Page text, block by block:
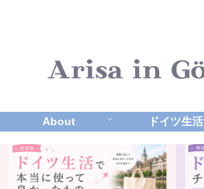
About ドイツ生活